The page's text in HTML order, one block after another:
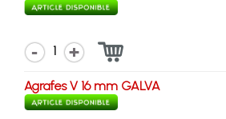
1
Agrafes V 16 mm GALVA